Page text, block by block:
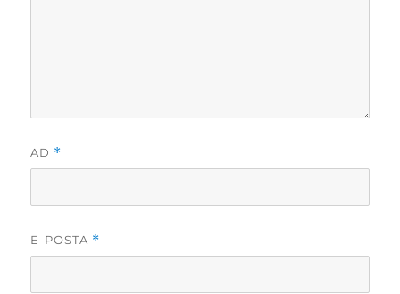
AD *
E-POSTA *